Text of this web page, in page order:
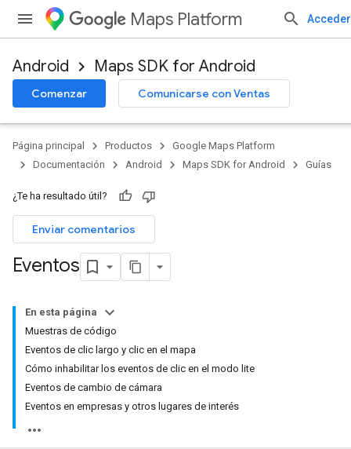
Maps Platform Acceder
Android Maps SDK for Android
Comenzar Comunicarse con Ventas
Página principal Productos
Google Maps Platform
Documentación
Android Maps SDK for Android Guías
¿Te ha resultado útil?
Enviar comentarios
Eventos
En esta página
Muestras de código
Eventos de clic largo y clic en el mapa
Cómo inhabilitar los eventos de clic en el modo lite
Eventos de cambio de cámara
Eventos en empresas y otros lugares de interés